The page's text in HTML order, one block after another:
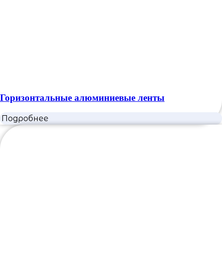
Горизонтальные алюминиевые ленты
Подробнее